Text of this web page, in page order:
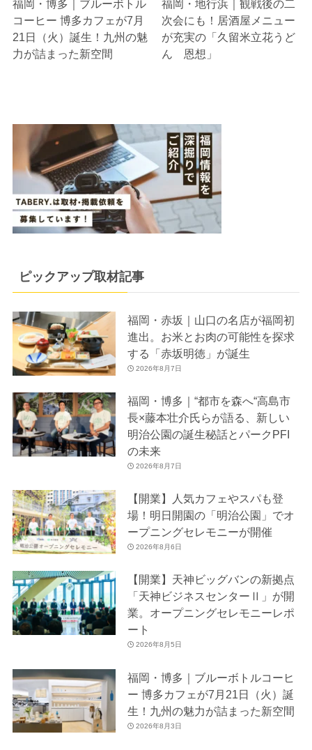
福岡・博多｜ブルーボトル
コーヒー 博多カフェが7月
21日（火）誕生！九州の魅
力が詰まった新空間
福岡・地行浜｜観戦後の二
次会にも！居酒屋メニュー
が充実の「久留米立花うど
ん 恩想」
ピックアップ取材記事
福岡・赤坂｜山口の名店が福岡初
進出。お米とお肉の可能性を探求
する「赤坂明徳」が誕生
2026年8月7日
福岡・博多｜“都市を森へ“高島市
長×藤本壮介氏らが語る、新しい
明治公園の誕生秘話とパークPFI
の未来
2026年8月7日
【開業】人気カフェやスパも登
場！明日開園の「明治公園」でオ
ープニングセレモニーが開催
2026年8月6日
【開業】天神ビッグバンの新拠点
「天神ビジネスセンターⅡ」が開
業。オープニングセレモニーレポ
ート
2026年8月5日
福岡・博多｜ブルーボトルコーヒ
ー 博多カフェが7月21日（火）誕
生！九州の魅力が詰まった新空間
2026年8月3日